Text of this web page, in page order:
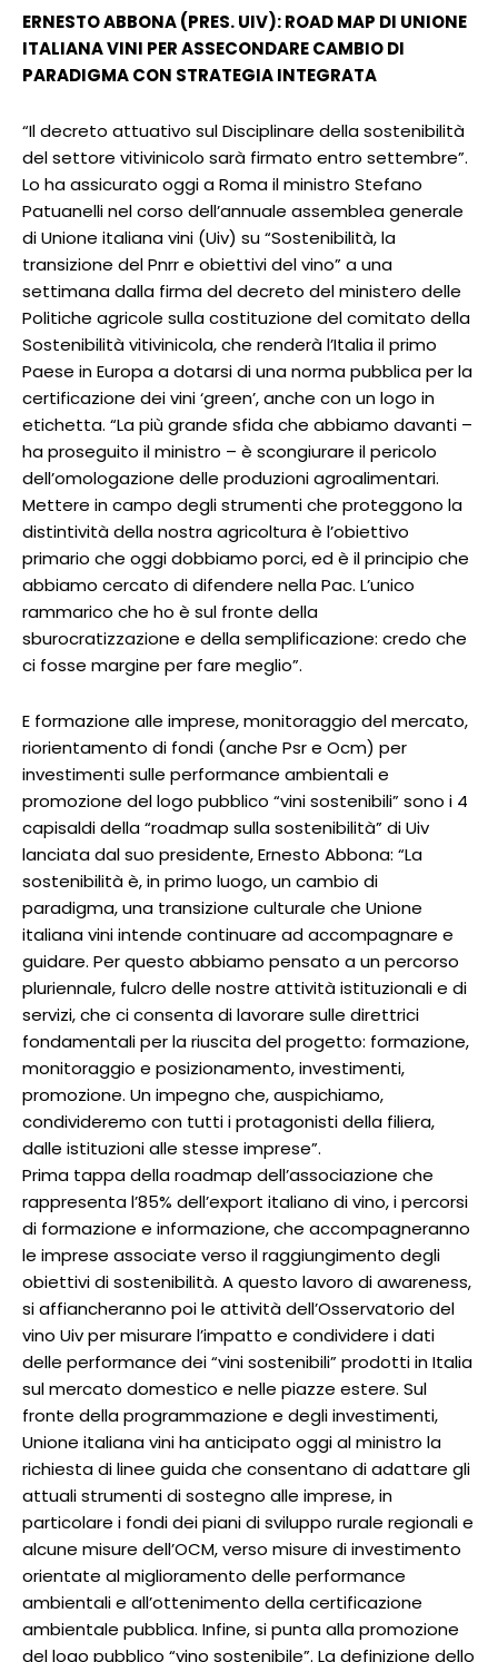
ERNESTO ABBONA (PRES. UIV): ROAD MAP DI UNIONE
ITALIANA VINI PER ASSECONDARE CAMBIO DI
PARADIGMA CON STRATEGIA INTEGRATA
“Il decreto attuativo sul Disciplinare della sostenibilità
del settore vitivinicolo sarà firmato entro settembre”.
Lo ha assicurato oggi a Roma il ministro Stefano
Patuanelli nel corso dell’annuale assemblea generale
di Unione italiana vini (Uiv) su “Sostenibilità, la
transizione del Pnrr e obiettivi del vino” a una
settimana dalla firma del decreto del ministero delle
Politiche agricole sulla costituzione del comitato della
Sostenibilità vitivinicola, che renderà l’Italia il primo
Paese in Europa a dotarsi di una norma pubblica per la
certificazione dei vini ‘green’, anche con un logo in
etichetta. “La più grande sfida che abbiamo davanti –
ha proseguito il ministro – è scongiurare il pericolo
dell’omologazione delle produzioni agroalimentari.
Mettere in campo degli strumenti che proteggono la
distintività della nostra agricoltura è l’obiettivo
primario che oggi dobbiamo porci, ed è il principio che
abbiamo cercato di difendere nella Pac. L’unico
rammarico che ho è sul fronte della
sburocratizzazione e della semplificazione: credo che
ci fosse margine per fare meglio”.
E formazione alle imprese, monitoraggio del mercato,
riorientamento di fondi (anche Psr e Ocm) per
investimenti sulle performance ambientali e
promozione del logo pubblico “vini sostenibili” sono i 4
capisaldi della “roadmap sulla sostenibilità” di Uiv
lanciata dal suo presidente, Ernesto Abbona: “La
sostenibilità è, in primo luogo, un cambio di
paradigma, una transizione culturale che Unione
italiana vini intende continuare ad accompagnare e
guidare. Per questo abbiamo pensato a un percorso
pluriennale, fulcro delle nostre attività istituzionali e di
servizi, che ci consenta di lavorare sulle direttrici
fondamentali per la riuscita del progetto: formazione,
monitoraggio e posizionamento, investimenti,
promozione. Un impegno che, auspichiamo,
condivideremo con tutti i protagonisti della filiera,
dalle istituzioni alle stesse imprese”.
Prima tappa della roadmap dell’associazione che
rappresenta l’85% dell’export italiano di vino, i percorsi
di formazione e informazione, che accompagneranno
le imprese associate verso il raggiungimento degli
obiettivi di sostenibilità. A questo lavoro di awareness,
si affiancheranno poi le attività dell’Osservatorio del
vino Uiv per misurare l’impatto e condividere i dati
delle performance dei “vini sostenibili” prodotti in Italia
sul mercato domestico e nelle piazze estere. Sul
fronte della programmazione e degli investimenti,
Unione italiana vini ha anticipato oggi al ministro la
richiesta di linee guida che consentano di adattare gli
attuali strumenti di sostegno alle imprese, in
particolare i fondi dei piani di sviluppo rurale regionali e
alcune misure dell’OCM, verso misure di investimento
orientate al miglioramento delle performance
ambientali e all’ottenimento della certificazione
ambientale pubblica. Infine, si punta alla promozione
del logo pubblico “vino sostenibile”. La definizione dello